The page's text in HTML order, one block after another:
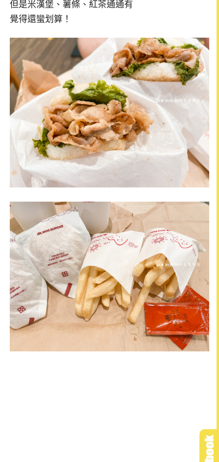
但是米漢堡、薯條、紅茶通通有
覺得還蠻划算！